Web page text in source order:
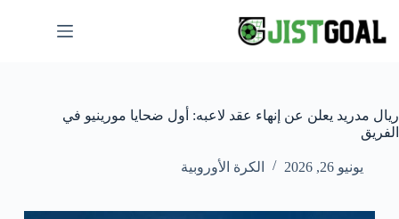
المحتوى
ريال مدريد يعلن عن إنهاء عقد لاعبه: أول ضحايا مورينيو في
الفريق
يونيو 26, 2026 الكرة الأوروبية